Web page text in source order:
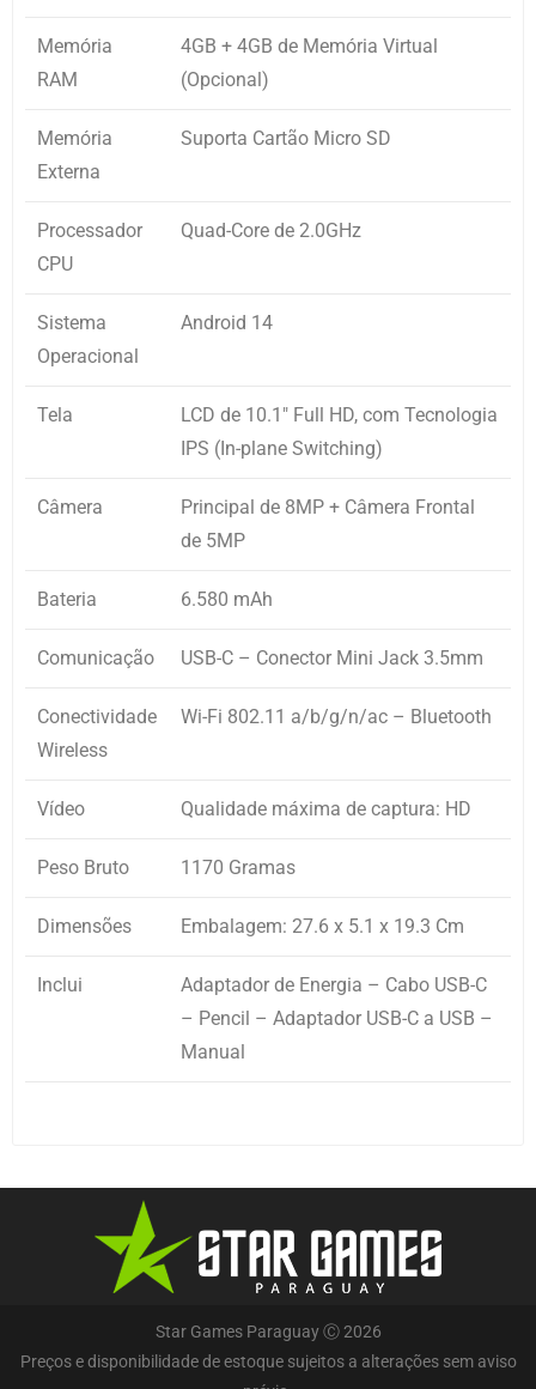
Memória
RAM
4GB + 4GB de Memória Virtual
(Opcional)
Memória
Externa
Suporta Cartão Micro SD
Processador
CPU
Quad-Core de 2.0GHz
Sistema
Operacional
Android 14
Tela
LCD de 10.1″ Full HD, com Tecnologia
IPS (In-plane Switching)
Câmera
Principal de 8MP + Câmera Frontal
de 5MP
Bateria 6.580 mAh
Comunicação USB-C – Conector Mini Jack 3.5mm
Conectividade
Wireless
Wi-Fi 802.11 a/b/g/n/ac – Bluetooth
Vídeo Qualidade máxima de captura: HD
Peso Bruto 1170 Gramas
Dimensões Embalagem: 27.6 x 5.1 x 19.3 Cm
Inclui
Adaptador de Energia – Cabo USB-C
– Pencil – Adaptador USB-C a USB –
Manual
Star Games Paraguay Ⓒ 2026
Preços e disponibilidade de estoque sujeitos a alterações sem aviso